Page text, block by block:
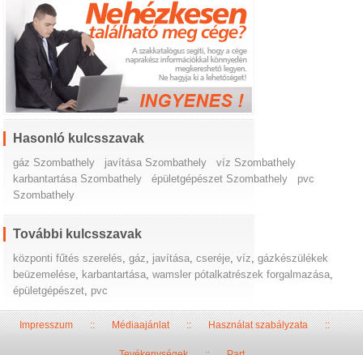
Hasonló kulcsszavak
gáz Szombathely javítása Szombathely
víz Szombathely
karbantartása Szombathely
épületgépészet Szombathely
pvc
Szombathely
További kulcsszavak
központi fűtés szerelés ,gáz javítása ,cseréje ,víz ,gázkészülékek
beüzemelése
karbantartása ,wamsler pótalkatrészek forgalmazása
épületgépészet pvc
Impresszum::Médiaajánlat::Használat szabályzata::